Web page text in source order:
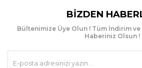
BIZDEN
Bültenimize Üye Olun ! Tüm İndirim ve
Haberiniz Olsun !